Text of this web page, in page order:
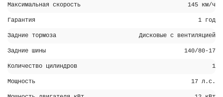
Максимальная скорость 145 км/ч
Гарантия 1 год
Задние тормоза Дисковые с вентиляцией
Задние шины 140/80-17
Количество цилиндров 1
Мощность 17 л.с.